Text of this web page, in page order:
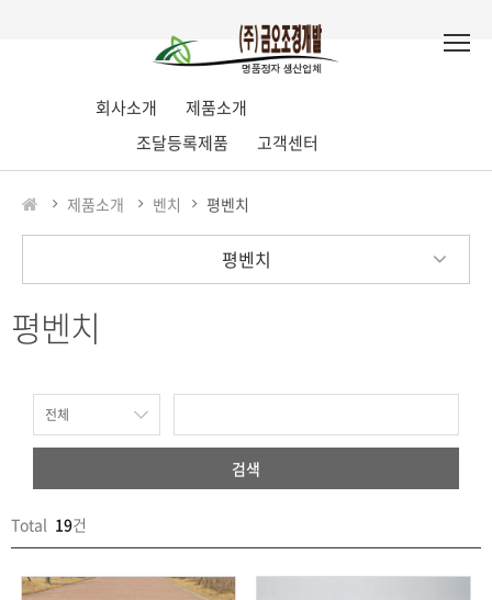
회사소개
제품소개
조달등록제품
고객센터
제품소개 벤치 평벤치
평벤치
평벤치
검색
Total 19건